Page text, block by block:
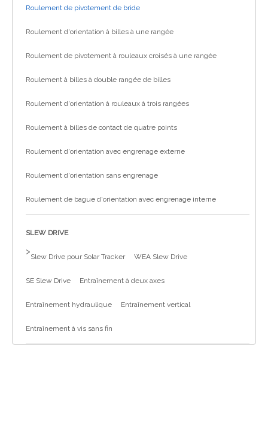
Roulement de pivotement de bride
Roulement d'orientation à billes à une rangée
Roulement de pivotement à rouleaux croisés à une rangée
Roulement à billes à double rangée de billes
Roulement d'orientation à rouleaux à trois rangées
Roulement à billes de contact de quatre points
Roulement d'orientation avec engrenage externe
Roulement d'orientation sans engrenage
Roulement de bague d'orientation avec engrenage interne
SLEW DRIVE
>
Slew Drive pour Solar Tracker WEA Slew Drive
SE Slew Drive Entraînement à deux axes
Entraînement hydraulique Entraînement vertical
Entraînement à vis sans fin